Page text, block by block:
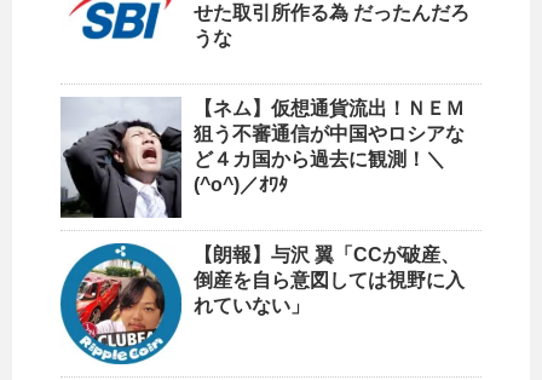
せた取引所作る為 だったんだろ
うな
【ネム】仮想通貨流出！ＮＥＭ
狙う不審通信が中国やロシアな
ど４カ国から過去に観測！＼
(^o^)／ｵﾜﾀ
【朗報】与沢 翼「CCが破産、
倒産を自ら意図しては視野に入
れていない」